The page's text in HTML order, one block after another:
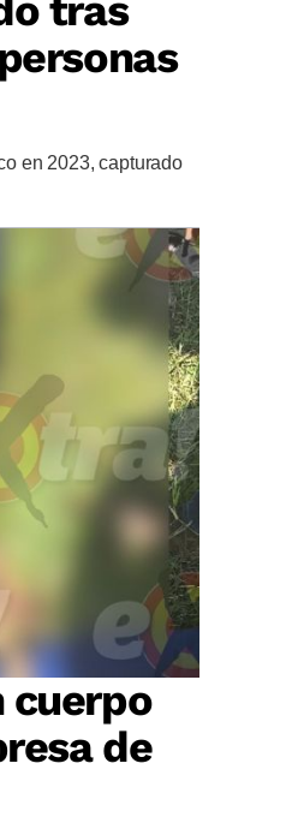
tras
en 2023, capturado
cuerpo
de